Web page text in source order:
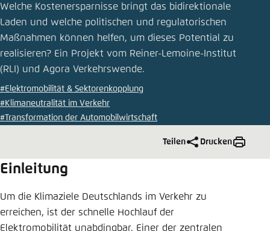
Welche Kostenersparnisse bringt das bidirektionale
Laden und welche politischen und regulatorischen
Maßnahmen können helfen, um dieses Potential zu
realisieren? Ein Projekt vom Reiner-Lemoine-Institut
(RLI) und Agora Verkehrswende.
#Elektromobilität & Sektorenkopplung
#Klimaneutralität im Verkehr
#Transformation der Automobilwirtschaft
Teilen Drucken
Einleitung
Um die Klimaziele Deutschlands im Verkehr zu
erreichen, ist der schnelle Hochlauf der
Elektromobilität unabdingbar. Einer der zentralen
Passwort* Passwort vergessen?
Anmelden
Noch kein Benutzerkonto?
Abbrechen
Englisch
Close
Hell
Dunkel
Automatisch
Einstellung für diese Webseite im Browser